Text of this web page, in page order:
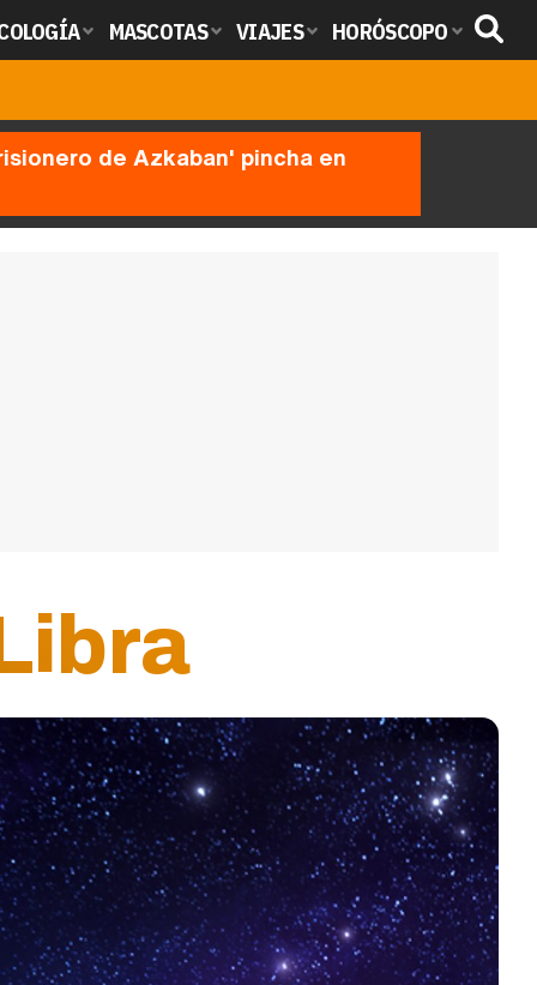
MASCOTAS VIAJES HORÓSCOPO
de Azkaban' pincha en